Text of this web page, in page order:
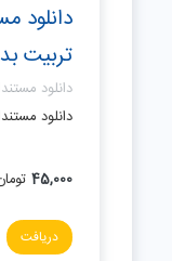
دانلود
تربیت
دانلود
دانلود
45,000
دریافت